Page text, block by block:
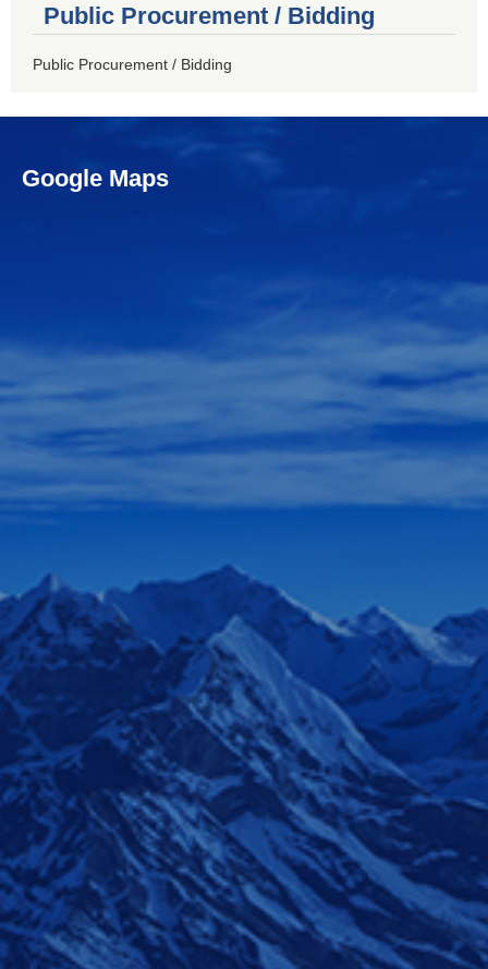
Public Procurement / Bidding
Public Procurement / Bidding
Google Maps